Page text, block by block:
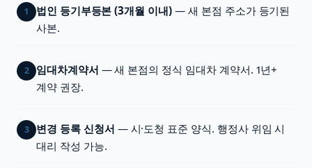
1 법인 등기부등본 (3개월 이내)— 새 본점 주소가 등기된
사본.
2 임대차계약서 — 새 본점의 정식 임대차 계약서. 1년+
계약 권장.
3 변경 등록 신청서 — 시·도청 표준 양식. 행정사 위임 시
대리 작성 가능.